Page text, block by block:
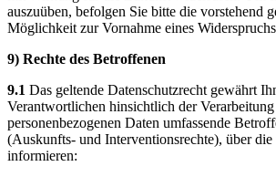
auszuüben, befolgen Sie bitte die vorstehend
Möglichkeit zur Vornahme eines
9) Rechte des Betroffenen
9.1 Das geltende Datenschutzrecht gewährt
Verantwortlichen hinsichtlich der
personenbezogenen Daten umfassende
(Auskunfts- und Interventionsrechte), über die
informieren: